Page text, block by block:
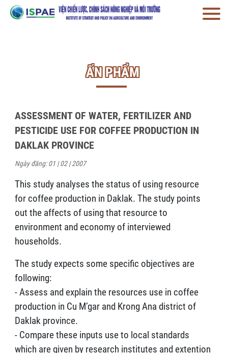
ẤN PHẨM
ASSESSMENT OF WATER, FERTILIZER AND
PESTICIDE USE FOR COFFEE PRODUCTION IN
DAKLAK PROVINCE
Ngày đăng: 01 | 02 | 2007
This study analyses the status of using resource
for coffee production in Daklak. The study points
out the affects of using that resource to
environment and economy of interviewed
households.
The study expects some specific objectives are
following:
- Assess and explain the resources use in coffee
production in Cu M’gar and Krong Ana district of
Daklak province.
- Compare these inputs use to local standards
which are given by research institutes and extention